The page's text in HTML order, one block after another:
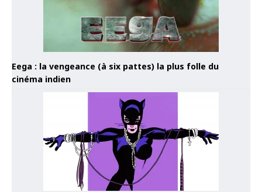
Eega : la vengeance (à six pattes) la plus folle du
cinéma indien